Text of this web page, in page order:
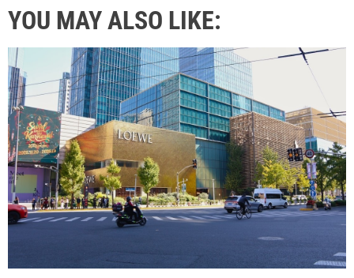
YOU MAY ALSO LIKE: